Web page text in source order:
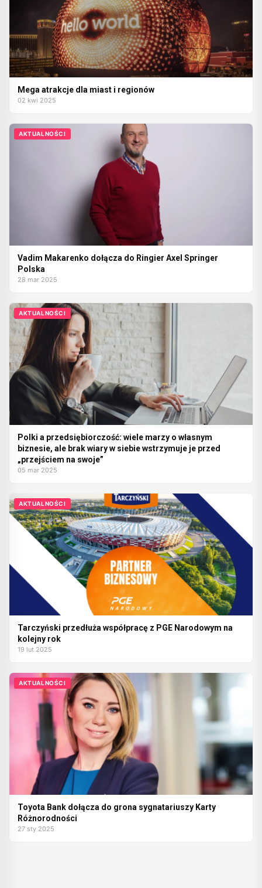
Mega atrakcje dla miast i regionów
02 kwi 2025
AKTUALNOŚCI
Vadim Makarenko dołącza do Ringier Axel Springer
Polska
28 mar 2025
AKTUALNOŚCI
Polki a przedsiębiorczość: wiele marzy o własnym
biznesie, ale brak wiary w siebie wstrzymuje je przed
„przejściem na swoje”
05 mar 2025
AKTUALNOŚCI
Tarczyński przedłuża współpracę z PGE Narodowym na
kolejny rok
19 lut 2025
AKTUALNOŚCI
Toyota Bank dołącza do grona sygnatariuszy Karty
Różnorodności
27 sty 2025